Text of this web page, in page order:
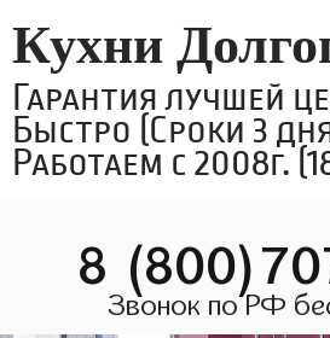
Кухни
Гарантия лучшей
Быстро (Сроки 3
Работаем с 2008г.
8
Звонок по РФ